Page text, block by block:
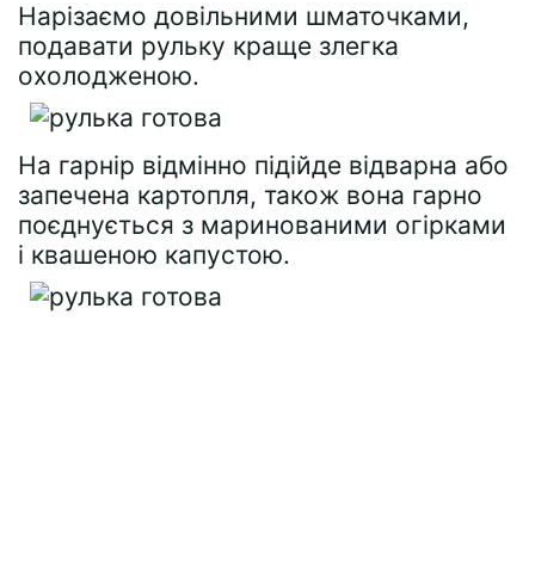
Нарізаємо довільними шматочками,
подавати рульку краще злегка
охолодженою.
На гарнір відмінно підійде відварна або
запечена картопля, також вона гарно
поєднується з маринованими огірками
і квашеною капустою.